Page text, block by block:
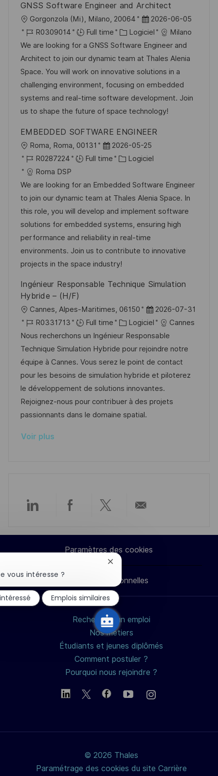
n
h
a
g
e
u
p
o
s
t
e
GNSS Software Engineer and Architect
o
c
a
l
i
s
a
i
o
Gorgonzola (Mi), Milano, 20064
D
a
t
e
d
’
a
f
i
c
h
g
e
2026-06-05
R
é
f
é
r
e
n
e
d
u
p
o
s
t
e
R0309014 Full time
C
a
t
é
g
o
r
e
Logiciel
Milano
We are looking for a GNSS Software Engineer and
Architect to join our dynamic team at Thales Alenia
Space. You will work on innovative solutions in a
challenging environment, focusing on embedded
systems and real-time software development. Join
us to shape the future of space technology!
EMBEDDED SOFTWARE ENGINEER
o
c
a
l
i
s
a
t
i
n
Roma, Roma, 00131
D
a
e
d
’
a
f
f
i
h
2026-05-25
R
é
f
é
r
e
n
c
e
u
p
s
R0287224 Full time
C
t
é
g
o
r
i
e
Logiciel
Roma DSP
We are looking for an Embedded Software Engineer
to join our dynamic team at Thales Alenia Space. In
this role, you will develop and implement software
solutions for embedded systems, ensuring high
performance and reliability in real-time
environments. Join us to contribute to innovative
projects in the space industry!
Ingénieur Responsable Technique Simulation
Hybride – (H/F)
o
c
a
l
i
s
a
t
o
Cannes, Alpes-Maritimes, 06150
D
a
t
e
d
’
a
f
2026-07-31
R
é
f
é
r
e
n
c
d
R0331713 Full time
C
a
t
é
g
o
r
i
Logiciel
Cannes
Nous recherchons un Ingénieur Responsable
Technique Simulation Hybride pour rejoindre notre
équipe à Cannes. Vous serez le point de contact
pour les besoins de simulation hybride et piloterez
le développement de solutions innovantes.
Rejoignez-nous pour contribuer à des projets
passionnants dans le domaine spatial.
Voir plus
Partager
via
Partager
via
Facebook
Partager
via
twitter
par
e-
mail
Paramètres des cookies
Données personnelles
Rechercher un emploi
Nos métiers
Étudiants et jeunes diplômés
Comment postuler ?
Pourquoi nous rejoindre ?
© 2026 Thales
Paramétrage des cookies du site Carrière
vous intéresse ?
Fermer
notification
du
chatbot
Emplois similaires